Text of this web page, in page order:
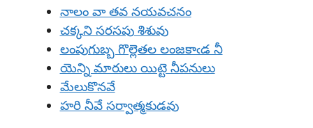
నాలం వా తవ నయవచనం
చక్కని సరసపు శిశువు
లంపుగుబ్బ గొల్లెతల లంజకాఁడ నీ
యెన్ని మారులు యిట్టె నీపనులు
మేలుకొనవే
హరి నీవే సర్వాత్మకుడవు